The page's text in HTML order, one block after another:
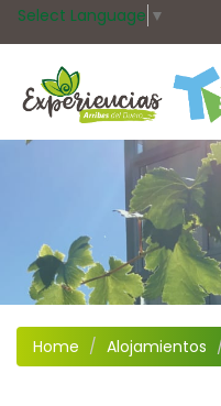
Select Language ▼
Home Alojamientos